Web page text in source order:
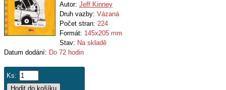
Autor: Jeff Kinney
Druh vazby: Vázaná
Počet stran: 224
Formát: 145x205 mm
Stav: Na skladě
Datum dodání: Do 72 hodin
Ks: